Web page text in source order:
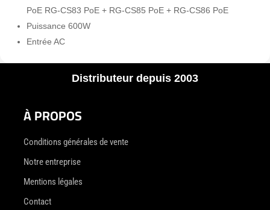
PoE RG-CS83 PoE + RG-CS85 PoE + RG-CS86 PoE
Puissance 600W
Entrée AC
Distributeur depuis 2003
À PROPOS
Conditions générales de vente
Notre entreprise
Mentions légales
Contact